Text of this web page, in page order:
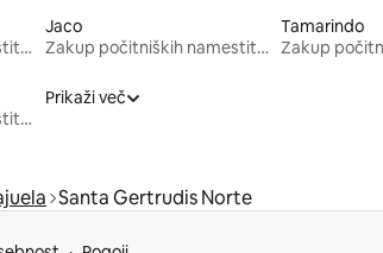
Zakup počitniških namestitev
Jaco
Zakup počitniških namestitev
Tamarindo
Zakup počitniških namestitev
Prikaži več
Santa Gertrudis Norte